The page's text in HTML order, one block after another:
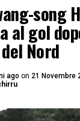
song
al gol
Nord
ago on 21 Novembre